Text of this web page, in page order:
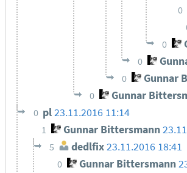
0
0
0
0 Gunnar
0 Gunnar
0 pl23.11.2016 11:14
1 Gunnar Bittersmann
5 dedlfix23.11.2016 18:41
0 Gunnar Bittersmann